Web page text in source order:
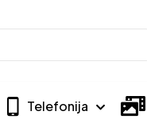
Telefonija